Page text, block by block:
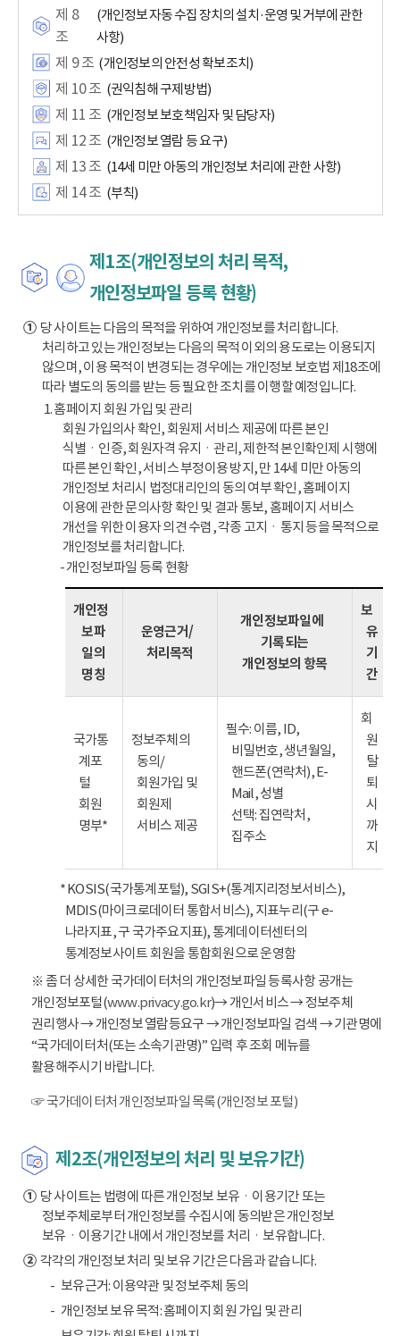
제 8
조
(개인정보 자동 수집 장치의 설치·운영 및 거부에 관한
사항)
제 9 조 (개인정보의 안전성 확보조치)
제 10 조 (권익침해 구제방법)
제 11 조 (개인정보 보호책임자 및 담당자)
제 12 조 (개인정보 열람 등 요구)
제 13 조 (14세 미만 아동의 개인정보 처리에 관한 사항)
제 14 조 (부칙)
제1조(개인정보의 처리 목적,
개인정보파일 등록 현황)
①당 사이트는 다음의 목적을 위하여 개인정보를 처리합니다.
처리하고 있는 개인정보는 다음의 목적 이외의 용도로는 이용되지
않으며, 이용 목적이 변경되는 경우에는 개인정보 보호법 제18조에
따라 별도의 동의를 받는 등 필요한 조치를 이행할 예정입니다.
1. 홈페이지 회원 가입 및 관리
회원 가입의사 확인, 회원제 서비스 제공에 따른 본인
식별ㆍ인증, 회원자격 유지ㆍ관리, 제한적 본인확인제 시행에
따른 본인 확인, 서비스 부정이용 방지, 만 14세 미만 아동의
개인정보 처리시 법정대리인의 동의 여부 확인, 홈페이지
이용에 관한 문의사항 확인 및 결과 통보, 홈페이지 서비스
개선을 위한 이용자 의견 수렴, 각종 고지ㆍ통지 등을 목적으로
개인정보를 처리합니다.
- 개인정보파일 등록 현황
개인정
보파
일의
명칭
운영근거/
처리목적
개인정보파일에
기록되는
개인정보의 항목
보
유
기
간
국가통
계포
털
회원
명부*
정보주체의
동의/
회원가입 및
회원제
서비스 제공
필수: 이름, ID,
비밀번호, 생년월일,
핸드폰(연락처), E-
Mail, 성별
선택: 집연락처,
집주소
회
원
탈
퇴
시
까
지
* KOSIS(국가통계포털), SGIS+(통계지리정보서비스),
MDIS(마이크로데이터 통합서비스), 지표누리(구 e-
나라지표, 구 국가주요지표), 통계데이터센터의
통계정보사이트 회원을 통합회원으로 운영함
※ 좀 더 상세한 국가데이터처의 개인정보파일 등록사항 공개는
개인정보포털(www.privacy.go.kr)→ 개인서비스 → 정보주체
권리행사 → 개인정보 열람등요구 → 개인정보파일 검색 → 기관명에
“국가데이터처(또는 소속기관명)” 입력 후 조회 메뉴를
활용해주시기 바랍니다.
☞ 국가데이터처 개인정보파일 목록(개인정보 포털)
제2조(개인정보의 처리 및 보유기간)
①당 사이트는 법령에 따른 개인정보 보유ㆍ이용기간 또는
정보주체로부터 개인정보를 수집시에 동의받은 개인정보
보유ㆍ이용기간 내에서 개인정보를 처리ㆍ보유합니다.
②각각의 개인정보 처리 및 보유 기간은 다음과 같습니다.
보유근거: 이용약관 및 정보주체 동의
개인정보 보유 목적: 홈페이지 회원 가입 및 관리